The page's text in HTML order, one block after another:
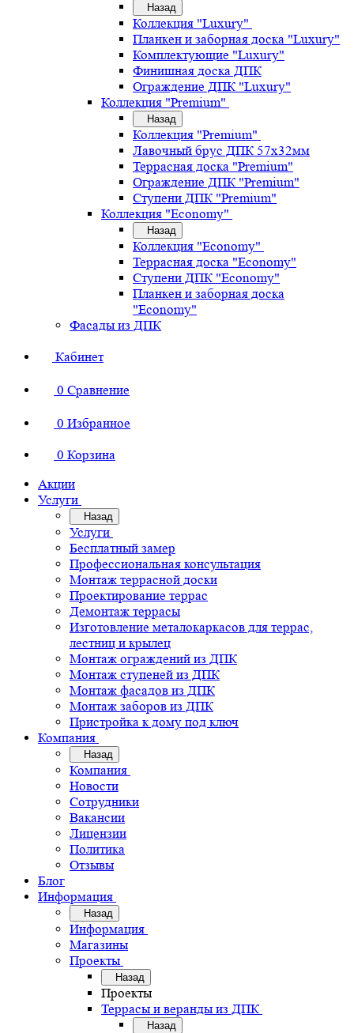
Назад
Коллекция "Luxury"
Планкен и заборная доска "Luxury"
Комплектующие "Luxury"
Финишная доска ДПК
Ограждение ДПК "Luxury"
Коллекция "Premium"
Назад
Коллекция "Premium"
Лавочный брус ДПК 57х32мм
Террасная доска "Premium"
Ограждение ДПК "Premium"
Ступени ДПК "Premium"
Коллекция "Economy"
Назад
Коллекция "Economy"
Террасная доска "Economy"
Ступени ДПК "Economy"
Планкен и заборная доска
"Economy"
Фасады из ДПК
Кабинет
0 Сравнение
0 Избранное
0 Корзина
Акции
Услуги
Назад
Услуги
Бесплатный замер
Профессиональная консультация
Монтаж террасной доски
Проектирование террас
Демонтаж террасы
Изготовление металокаркасов для террас,
лестниц и крылец
Монтаж ограждений из ДПК
Монтаж ступеней из ДПК
Монтаж фасадов из ДПК
Монтаж заборов из ДПК
Пристройка к дому под ключ
Компания
Назад
Компания
Новости
Сотрудники
Вакансии
Лицензии
Политика
Отзывы
Блог
Информация
Назад
Информация
Магазины
Проекты
Назад
Проекты
Террасы и веранды из ДПК
Назад